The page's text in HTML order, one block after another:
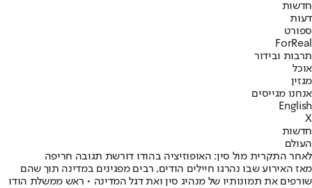
חדשות
דעות
ספורט
ForReal
תרבות ובידור
אוכל
מגזין
אנחנו מגייסים
English
X
חדשות
העולם
לאחר התקרית מול סין: האופוזיציה בהודו דורשת תגובה חריפה
מאז האירוע שבו נהרגו חיילים הודים, רבים מפגינים במדינה תוך שהם
שורפים את תמונותיו של מנהיג סין ואת דגל המדינה • ראש ממשלת הודו